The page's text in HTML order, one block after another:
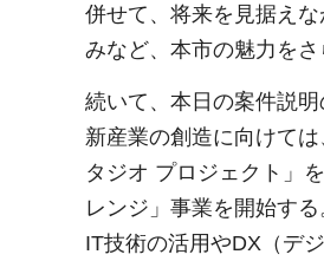
併せて、将来を見据え
みなど、本市の魅力を
続いて、本日の案件説
新産業の創造に向けて
タジオ プロジェクト」
レンジ」事業を開始する
IT技術の活用やDX（デ